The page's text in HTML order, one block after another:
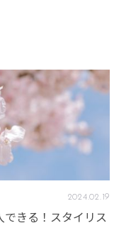
2024.02 .19
きる！スタイリス